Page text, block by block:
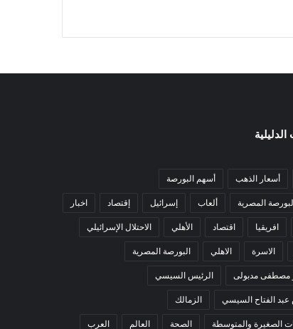
أسعار الذهب أسهم البورصة
المصرية ألعاب إسرائيل إقتصاد اخبار
افريقيا اقتصاد الأهلي الاحتلال الإسرائيلي
الاسرة الاهلي البورصة المصرية
مصطفى مدبولى الرئيس السيسي
عبد الفتاح السيسي الزمالك
الصغيرة والمتوسطة الصحة العالم العرب